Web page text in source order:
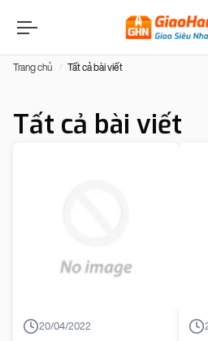
Trang chủ Tất cả bài viết
Tất cả bài viết
20/04/2022